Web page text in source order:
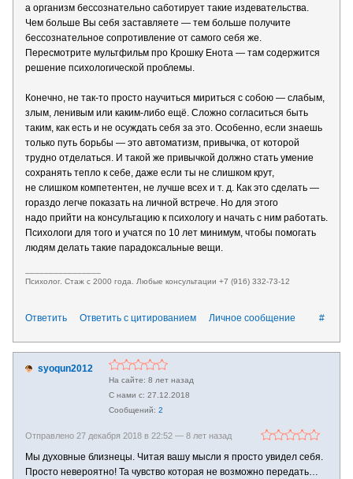
а организм бессознательно саботирует такие издевательства.
Чем больше Вы себя заставляете — тем больше получите
бессознательное сопротивление от самого себя же.
Пересмотрите мультфильм про Крошку Енота — там содержится
решение психологической проблемы.
Конечно, не так-то просто научиться мириться с собою — слабым,
злым, ленивым или каким-либо ещё. Сложно согласиться быть
таким, как есть и не осуждать себя за это. Особенно, если знаешь
только путь борьбы — это автоматизм, привычка, от которой
трудно отделаться. И такой же привычкой должно стать умение
сохранять тепло к себе, даже если ты не слишком крут,
не слишком компетентен, не лучше всех и т. д. Как это сделать —
гораздо легче показать на личной встрече. Но для этого
надо прийти на консультацию к психологу и начать с ним работать.
Психологи для того и учатся по 10 лет минимум, чтобы помогать
людям делать такие парадоксальные вещи.
Психолог. Стаж с 2000 года. Любые консультации +7 (916) 332-73-12
#
Ответить Ответить с цитированием Личное сообщение
syoqun2012
8 лет назад
27.12.2018
2
Отправлено 27 декабря 2018 в 22:52 — 8 лет назад
Мы духовные близнецы. Читая вашу мысли я просто увидел себя.
Просто невероятно! Та чувство которая не возможно передать…